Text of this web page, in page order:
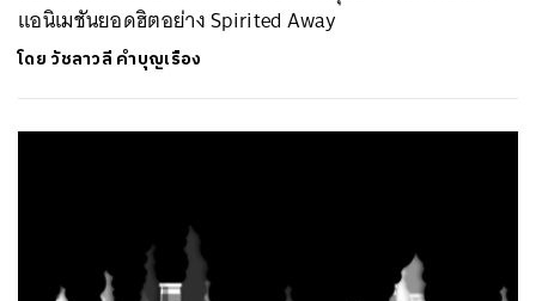
แอนิเมชันยอดฮิตอย่าง Spirited Away
โดยวัชลาวลี คำบุญเรือง